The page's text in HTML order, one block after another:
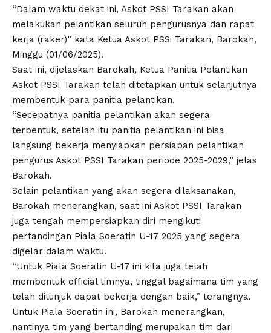
“Dalam waktu dekat ini, Askot PSSI Tarakan akan
melakukan pelantikan seluruh pengurusnya dan rapat
kerja (raker)” kata Ketua Askot PSSi Tarakan, Barokah,
Minggu (01/06/2025).
Saat ini, dijelaskan Barokah, Ketua Panitia Pelantikan
Askot PSSI Tarakan telah ditetapkan untuk selanjutnya
membentuk para panitia pelantikan.
“Secepatnya panitia pelantikan akan segera
terbentuk, setelah itu panitia pelantikan ini bisa
langsung bekerja menyiapkan persiapan pelantikan
pengurus Askot PSSI Tarakan periode 2025-2029,” jelas
Barokah.
Selain pelantikan yang akan segera dilaksanakan,
Barokah menerangkan, saat ini Askot PSSI Tarakan
juga tengah mempersiapkan diri mengikuti
pertandingan Piala Soeratin U-17 2025 yang segera
digelar dalam waktu.
“Untuk Piala Soeratin U-17 ini kita juga telah
membentuk official timnya, tinggal bagaimana tim yang
telah ditunjuk dapat bekerja dengan baik,” terangnya.
Untuk Piala Soeratin ini, Barokah menerangkan,
nantinya tim yang bertanding merupakan tim dari